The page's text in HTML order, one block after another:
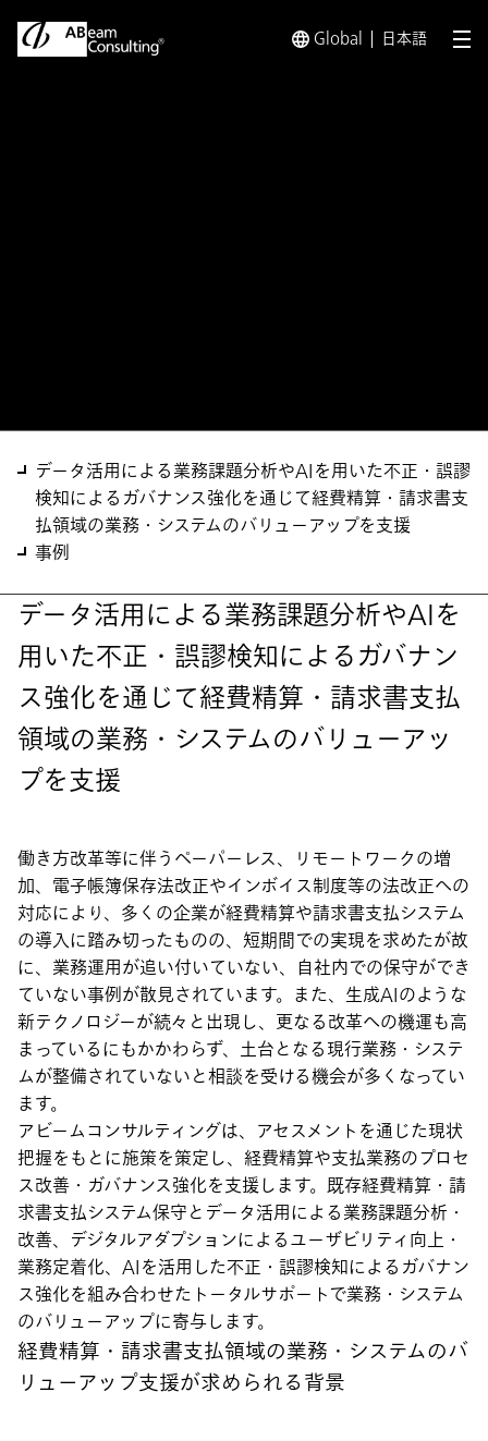
Global 日本語 メ
データ活用による業務課題分析やAIを用いた不正・誤謬
検知によるガバナンス強化を通じて経費精算・請求書支
払領域の業務・システムのバリューアップを支援
事例
データ活用による業務課題分析やAIを
用いた不正・誤謬検知によるガバナン
ス強化を通じて経費精算・請求書支払
領域の業務・システムのバリューアッ
プを支援
働き方改革等に伴うペーパーレス、リモートワークの増
加、電子帳簿保存法改正やインボイス制度等の法改正への
対応により、多くの企業が経費精算や請求書支払システム
の導入に踏み切ったものの、短期間での実現を求めたが故
に、業務運用が追い付いていない、自社内での保守ができ
ていない事例が散見されています。また、生成AIのような
新テクノロジーが続々と出現し、更なる改革への機運も高
まっているにもかかわらず、土台となる現行業務・システ
ムが整備されていないと相談を受ける機会が多くなってい
ます。
アビームコンサルティングは、アセスメントを通じた現状
把握をもとに施策を策定し、経費精算や支払業務のプロセ
ス改善・ガバナンス強化を支援します。既存経費精算・請
求書支払システム保守とデータ活用による業務課題分析・
改善、デジタルアダプションによるユーザビリティ向上・
業務定着化、AIを活用した不正・誤謬検知によるガバナン
ス強化を組み合わせたトータルサポートで業務・システム
のバリューアップに寄与します。
経費精算・請求書支払領域の業務・システムのバ
リューアップ支援が求められる背景